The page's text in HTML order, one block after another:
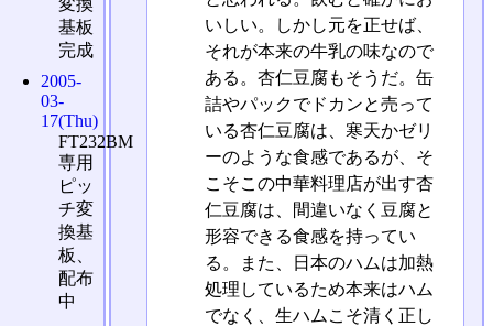
いしい。しかし元を正せば、
それが本来の牛乳の味なので
ある。杏仁豆腐もそうだ。缶
詰やパックでドカンと売って
いる杏仁豆腐は、寒天かゼリ
ーのような食感であるが、そ
こそこの中華料理店が出す杏
仁豆腐は、間違いなく豆腐と
形容できる食感を持ってい
る。また、日本のハムは加熱
処理しているため本来はハム
でなく、生ハムこそ清く正し
基板
完成
2005-
03-
17(Thu)
FT232BM
専用
ピッ
チ変
換基
板、
配布
中